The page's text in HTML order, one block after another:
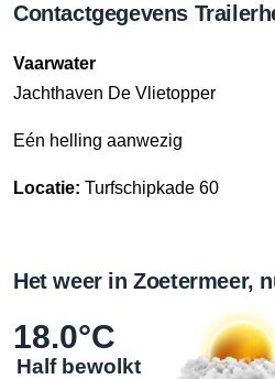
Contactgegevens
Vaarwater
Jachthaven De Vlietopper
Eén helling aanwezig
Locatie: Turfschipkade 60
Het weer in Zoetermeer,
18.0°C
Half bewolkt